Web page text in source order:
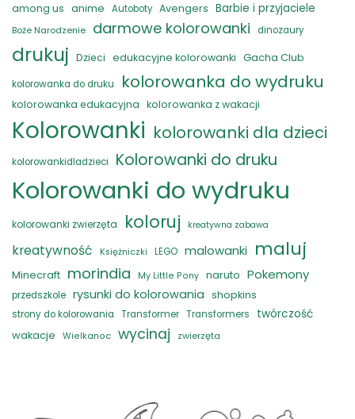
among us anime Autoboty Avengers Barbie i przyjaciele
Boże Narodzenie darmowe kolorowanki dinozaury
drukuj Dzieci edukacyjne kolorowanki Gacha Club
kolorowanka do druku kolorowanka do wydruku
kolorowanka edukacyjna kolorowanka z wakacji
Kolorowanki kolorowanki dla dzieci
kolorowankidladzieci Kolorowanki do druku
Kolorowanki do wydruku
kolorowanki zwierzęta koloruj kreatywna zabawa
kreatywność Księżniczki LEGO malowanki maluj
Minecraft morindia My Little Pony naruto Pokemony
przedszkole rysunki do kolorowania shopkins
strony do kolorowania Transformer Transformers
twórczość
wakacje
Wielkanoc wycinaj zwierzęta